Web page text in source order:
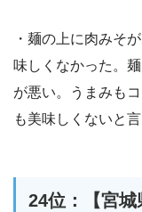
・麺の上に肉みそ
味しくなかった。
が悪い。うまみも
も美味しくないと
24位：【宮